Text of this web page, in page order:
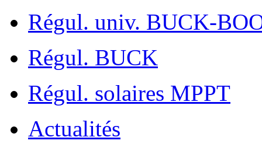
Régul. univ. BUCK-
Régul. BUCK
Régul. solaires MPPT
Actualités